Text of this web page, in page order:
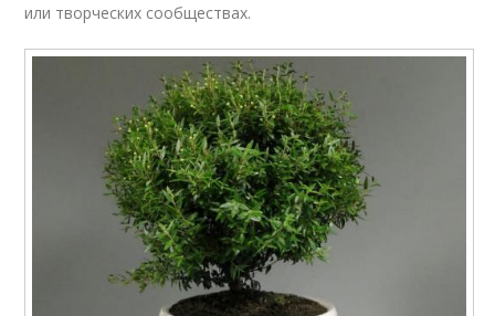
или творческих сообществах.